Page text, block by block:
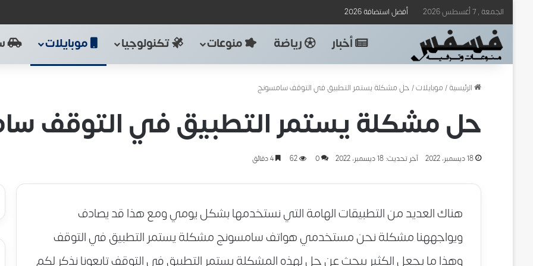
الجمعة , 7 أغسطس 2026 أفضل استضافة 2026
أخبار رياضة منوعات تكنولوجيا موبايلات
الرئيسية/موبايلات/حل مشكلة يستمر التطبيق في التوقف سامسونج
حل مشكلة يستمر التطبيق في التوقف
18 ديسمبر، 2022 آخر تحديث: 18 ديسمبر، 2022 0
62 4 دقائق
هناك العديد من التطبيقات الهامة التي نستخدمها بشكل يومي ومع هذا قد يصادف
ويواجههنا مشكلة نحن مستخدمي هواتف سامسونج مشكلة يستمر التطبيق في التوقف
وهذا ما يجعل الكثير يبحث عن حل لهذه المشكلة يستمر التطبيق في التوقف تابعونا نذكر لكم